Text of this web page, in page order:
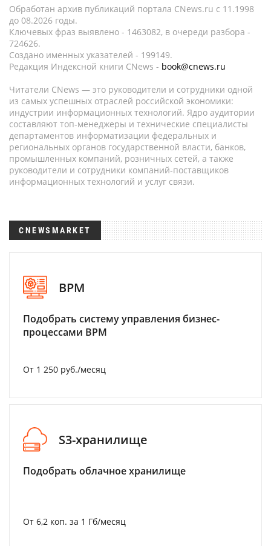
Обработан архив публикаций портала CNews.ru c 11.1998
до 08.2026 годы.
Ключевых фраз выявлено - 1463082, в очереди разбора -
724626.
Создано именных указателей - 199149.
Редакция Индексной книги CNews - book@cnews.ru
Читатели CNews — это руководители и сотрудники одной
из самых успешных отраслей российской экономики:
индустрии информационных технологий. Ядро аудитории
составляют топ-менеджеры и технические специалисты
департаментов информатизации федеральных и
региональных органов государственной власти, банков,
промышленных компаний, розничных сетей, а также
руководители и сотрудники компаний-поставщиков
информационных технологий и услуг связи.
CNEWSMARKET
BPM
Подобрать систему управления бизнес-
процессами BPM
От 1 250 руб./месяц
S3-хранилище
Подобрать облачное хранилище
От 6,2 коп. за 1 Гб/месяц